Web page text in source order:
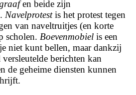
en beide zijn
Navelprotestis het protest tegen
van naveltruitjes (en korte
scholen. Boevenmobiel is een
niet kunt bellen, maar dankzij
berichten kan
de geheime diensten kunnen